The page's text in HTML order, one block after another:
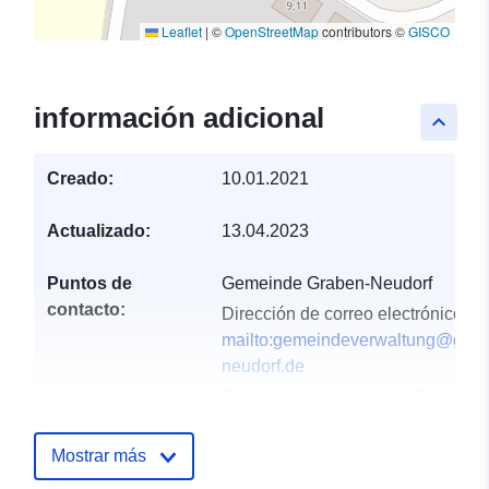
Leaflet | ©OpenStreetMapcontributors ©GISCO
keyboard_arrow_up
información adicional
Creado: 10.01.2021
Actualizado: 13.04.2023
Puntos de
contacto:
Gemeinde Graben-Neudorf
Dirección de correo electrónico:
neudorf.de
Mostrar más